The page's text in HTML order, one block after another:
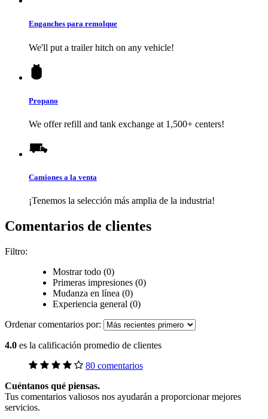
Enganches para remolque
We'll put a trailer hitch on any vehicle!
Propano
We offer refill and tank exchange at 1,500+ centers!
Camiones a la venta
¡Tenemos la selección más amplia de la industria!
Comentarios de clientes
Filtro:
Mostrar todo (0)
Primeras impresiones (0)
Mudanza en línea (0)
Experiencia general (0)
Ordenar comentarios por:
4.0 es la calificación promedio de clientes
80 comentarios
Cuéntanos qué piensas.
Tus comentarios valiosos nos ayudarán a proporcionar mejores
servicios.